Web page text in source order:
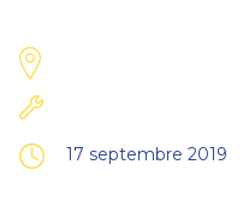
17 septembre 2019